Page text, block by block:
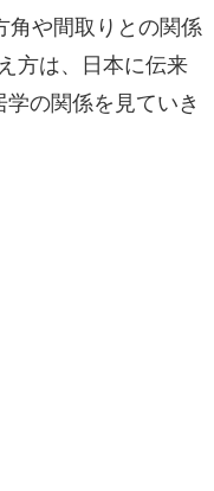
角や間取りとの関係
方は、日本に伝来
の関係を見ていき